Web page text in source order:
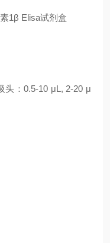
头：0.5-10 μL, 2-20 μ